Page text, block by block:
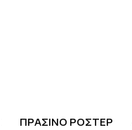
ΠΡΑΣΙΝΟ ΡΟΣΤΕΡ